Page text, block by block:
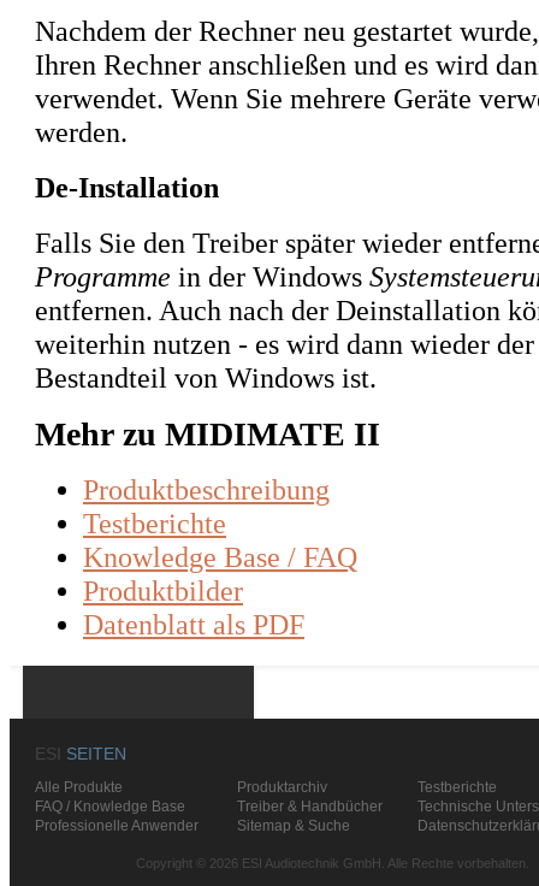
Nachdem der Rechner neu gestartet
Ihren Rechner anschließen und es wird
verwendet. Wenn Sie mehrere Geräte
werden.
De-Installation
Falls Sie den Treiber später wieder
Programme in der Windows
entfernen. Auch nach der Deinstallation
weiterhin nutzen - es wird dann wieder
Bestandteil von Windows ist.
Mehr zu MIDIMATE II
Produktbeschreibung
Testberichte
Knowledge Base / FAQ
Produktbilder
Datenblatt als PDF
ESI SEITEN
Alle Produkte Produktarchiv
Testberichte
FAQ / Knowledge Base
Treiber & Handbücher
Technische
Professionelle Anwender
Sitemap & Suche
Copyright © 2026 ESI Audiotechnik GmbH. Alle Rechte vorbehalten.